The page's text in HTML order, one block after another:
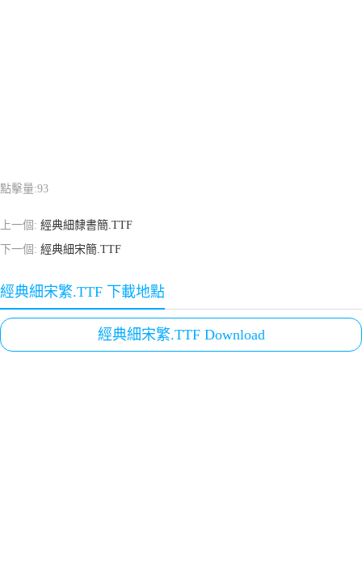
點擊量:93
上一個: 經典細隸書簡.TTF
下一個: 經典細宋簡.TTF
經典細宋繁.TTF 下載地點
經典細宋繁.TTF Download